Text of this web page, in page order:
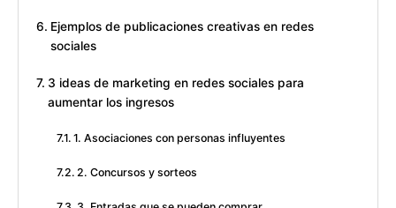
Ejemplos de publicaciones creativas en redes
sociales
3 ideas de marketing en redes sociales para
aumentar los ingresos
1. Asociaciones con personas influyentes
2. Concursos y sorteos